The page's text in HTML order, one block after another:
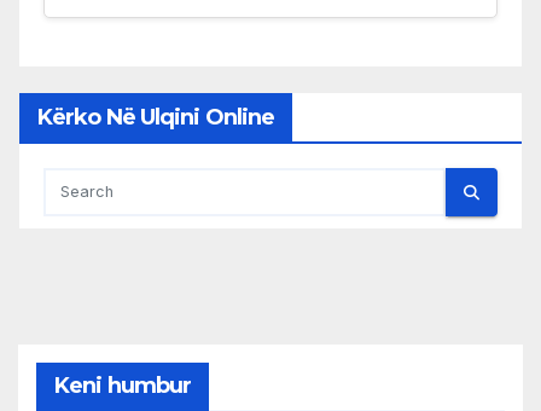
Kërko Në Ulqini Online
Keni humbur